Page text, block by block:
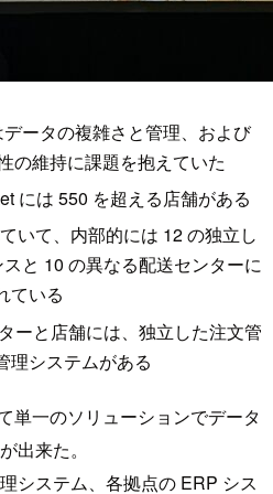
ータの複雑さと管理、および
の維持に課題を抱えていた
には 550 を超える店舗がある
いて、内部的には 12 の独立し
と 10 の異なる配送センターに
ている
ーと店舗には、独立した注文管
理システムがある
単一のソリューションでデータ
出来た。
システム、各拠点の ERP シス